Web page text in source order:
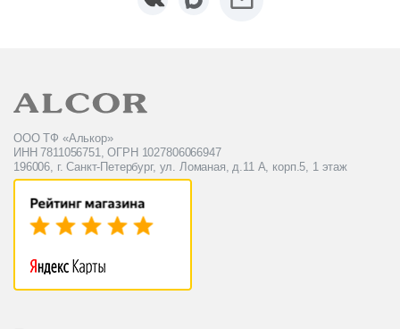
ООО ТФ «Алькор»
ИНН 7811056751, ОГРН 1027806066947
196006, г. Санкт-Петербург, ул. Ломаная, д.11 А, корп.5, 1 этаж